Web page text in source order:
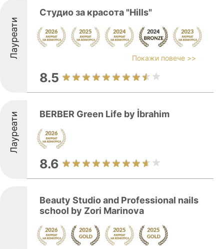
Лауреати
Студио за красота "Hills"
Покажи повече >>
8.5
Лауреати BERBER Green Life by İbrahim
8.6
Beauty Studio and Professional nails
school by Zori Marinova